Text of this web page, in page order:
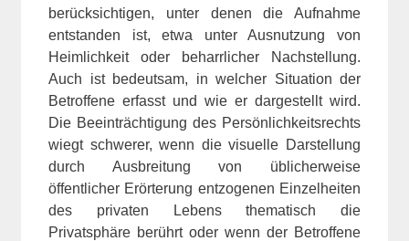
berücksichtigen, unter denen die Aufnahme
entstanden ist, etwa unter Ausnutzung von
Heimlichkeit oder beharrlicher Nachstellung.
Auch ist bedeutsam, in welcher Situation der
Betroffene erfasst und wie er dargestellt wird.
Die Beeinträchtigung des Persönlichkeitsrechts
wiegt schwerer, wenn die visuelle Darstellung
durch Ausbreitung von üblicherweise
öffentlicher Erörterung entzogenen Einzelheiten
des privaten Lebens thematisch die
Privatsphäre berührt oder wenn der Betroffene